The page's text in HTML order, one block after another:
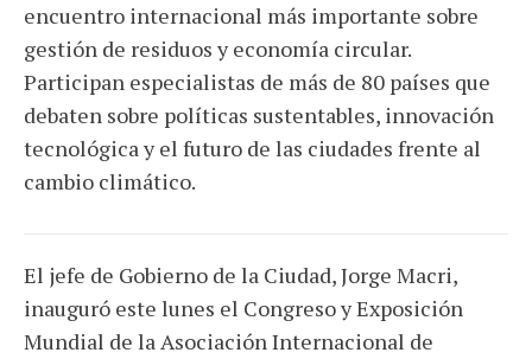
encuentro internacional más importante sobre
gestión de residuos y economía circular.
Participan especialistas de más de 80 países que
debaten sobre políticas sustentables, innovación
tecnológica y el futuro de las ciudades frente al
cambio climático.
El jefe de Gobierno de la Ciudad, Jorge Macri,
inauguró este lunes el Congreso y Exposición
Mundial de la Asociación Internacional de